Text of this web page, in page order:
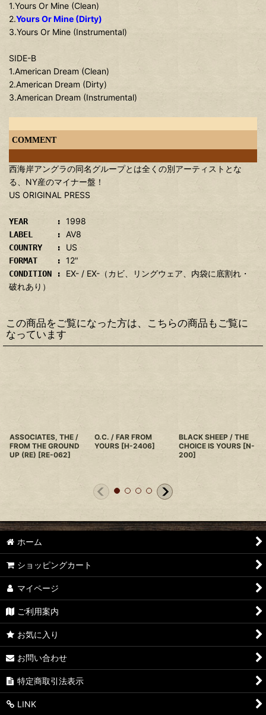
1.Yours Or Mine (Clean)
2.Yours Or Mine (Dirty)
3.Yours Or Mine (Instrumental)
SIDE-B
1.American Dream (Clean)
2.American Dream (Dirty)
3.American Dream (Instrumental)
COMMENT
西海岸アングラの同名グループとは全くの別アーティストとな
る、NY産のマイナー盤！
US ORIGINAL PRESS
YEAR : 1998
LABEL : AV8
COUNTRY : US
FORMAT : 12"
CONDITION : EX- / EX-（カビ、リングウェア、内袋に底割れ・
破れあり）
この商品をご覧になった方は、こちらの商品もご覧に
なっています
ASSOCIATES, THE /
FROM THE GROUND
UP (RE) [RE-062]
O.C. / FAR FROM
YOURS [H-2406]
BLACK SHEEP / THE
CHOICE IS YOURS [N-
200]
ホーム
ショッピングカート
マイページ
ご利用案内
お気に入り
お問い合わせ
特定商取引法表示
LINK